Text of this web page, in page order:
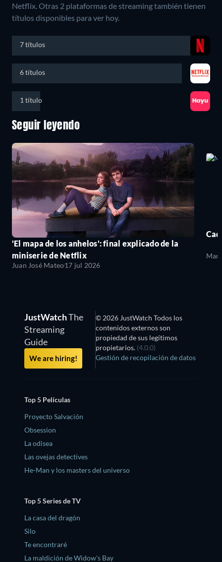
Netflix. Otras 2 plataformas de streaming también tienen
títulos disponibles para ver hoy.
7 títulos
6 títulos
1 título
Seguir leyendo
'El mapa de los anhelos': final explicado de la
miniserie de Netflix
Juan José Mateo17 jul 2026
JustWatchThe
Streaming
Guide
We are hiring!
© 2026 JustWatch Todos los
contenidos externos son
propiedad de sus legítimos
propietarios. (4.0.0)
Gestión de recopilación de datos
Top 5 Películas
Proyecto Salvación
Obsession
La odisea
Las ovejas detectives
He-Man y los masters del universo
Top 5 Series de TV
La casa del dragón
Silo
Te encontraré
La maldición de Widow's Bay